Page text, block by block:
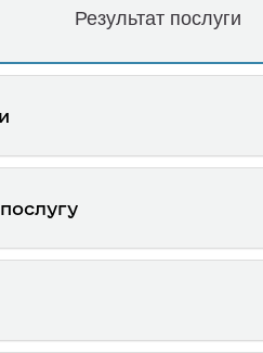
Результат послуги